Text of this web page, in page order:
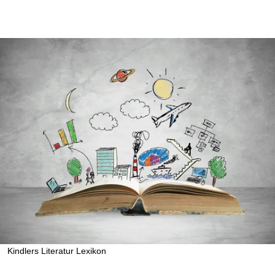
Kindlers Literatur Lexikon